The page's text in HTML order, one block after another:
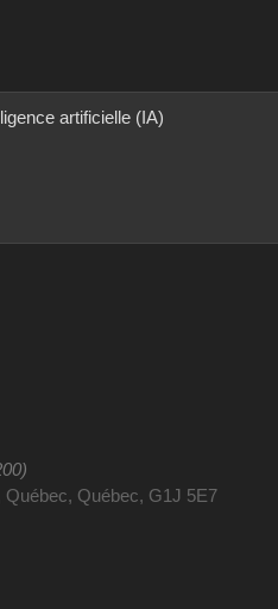
artificielle (IA)
Québec, G1J 5E7